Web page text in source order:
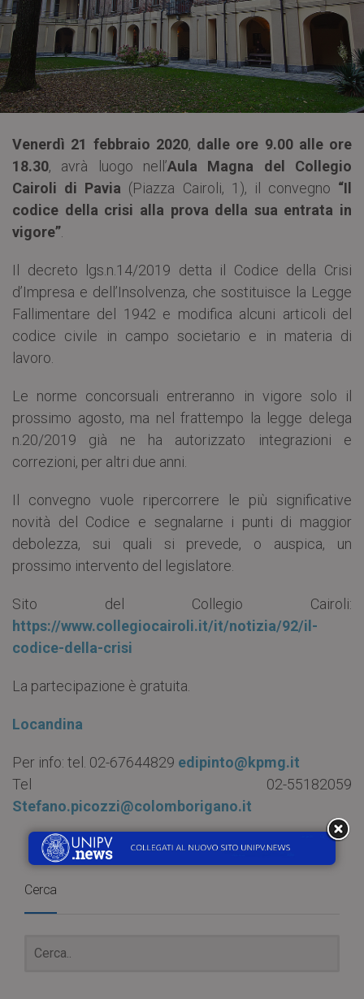
Venerdì 21 febbraio 2020, dalle ore 9.00 alle ore
18.30, avrà luogo nell’Aula Magna del Collegio
Cairoli di Pavia (Piazza Cairoli, 1), il convegno “Il
codice della crisi alla prova della sua entrata in
vigore”
Il decreto lgs.n.14/2019 detta il Codice della Crisi
d’Impresa e dell’Insolvenza, che sostituisce la Legge
Fallimentare del 1942 e modifica alcuni articoli del
codice civile in campo societario e in materia di
lavoro.
Le norme concorsuali entreranno in vigore solo il
prossimo agosto, ma nel frattempo la legge delega
n.20/2019 già ne ha autorizzato integrazioni e
correzioni, per altri due anni.
Il convegno vuole ripercorrere le più significative
novità del Codice e segnalarne i punti di maggior
debolezza, sui quali si prevede, o auspica, un
prossimo intervento del legislatore.
Sito del Collegio Cairoli:
https://www.collegiocairoli.it/it/notizia/92/il-
codice-della-crisi
La partecipazione è gratuita.
Locandina
Per info: tel. 02-67644829 edipinto@kpmg.it
Tel 02-55182059
Stefano.picozzi@colomborigano.it
Cerca